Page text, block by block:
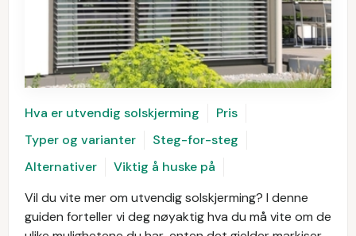
Hva er utvendig solskjerming
Pris
Typer og varianter
Steg-for-steg
Alternativer
Viktig å huske på
Vil du vite mer om utvendig solskjerming? I denne
guiden forteller vi deg nøyaktig hva du må vite om de